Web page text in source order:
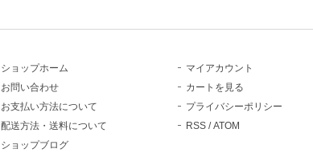
ショップホーム
お問い合わせ
お支払い方法について
配送方法・送料について
ショップブログ
マイアカウント
カートを見る
プライバシーポリシー
RSS /ATOM